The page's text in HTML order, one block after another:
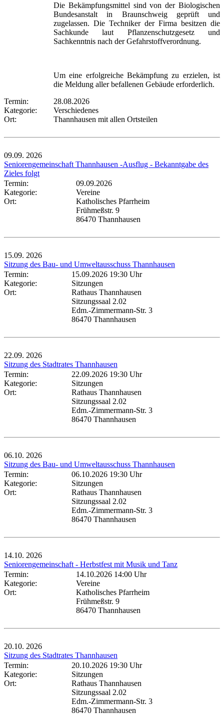
Die Bekämpfungsmittel sind von der Biologischen
Bundesanstalt in Braunschweig geprüft und
zugelassen. Die Techniker der Firma besitzen die
Sachkunde laut Pflanzenschutzgesetz und
Sachkenntnis nach der Gefahrstoffverordnung.
Um eine erfolgreiche Bekämpfung zu erzielen, ist
die Meldung aller befallenen Gebäude erforderlich.
Termin:
28.08.2026
Kategorie:
Verschiedenes
Ort:
Thannhausen mit allen Ortsteilen
09.09. 2026
Seniorengemeinschaft Thannhausen -Ausflug - Bekanntgabe des
Zieles folgt
Termin:
09.09.2026
Kategorie:
Vereine
Ort:
Katholisches Pfarrheim
Frühmeßstr. 9
86470 Thannhausen
15.09. 2026
Sitzung des Bau- und Umweltausschuss Thannhausen
Termin:
15.09.2026 19:30 Uhr
Kategorie:
Sitzungen
Ort:
Rathaus Thannhausen
Sitzungssaal 2.02
Edm.-Zimmermann-Str. 3
86470 Thannhausen
22.09. 2026
Sitzung des Stadtrates Thannhausen
Termin:
22.09.2026 19:30 Uhr
Kategorie:
Sitzungen
Ort:
Rathaus Thannhausen
Sitzungssaal 2.02
Edm.-Zimmermann-Str. 3
86470 Thannhausen
06.10. 2026
Sitzung des Bau- und Umweltausschuss Thannhausen
Termin:
06.10.2026 19:30 Uhr
Kategorie:
Sitzungen
Ort:
Rathaus Thannhausen
Sitzungssaal 2.02
Edm.-Zimmermann-Str. 3
86470 Thannhausen
14.10. 2026
Seniorengemeinschaft - Herbstfest mit Musik und Tanz
Termin:
14.10.2026 14:00 Uhr
Kategorie:
Vereine
Ort:
Katholisches Pfarrheim
Frühmeßstr. 9
86470 Thannhausen
20.10. 2026
Sitzung des Stadtrates Thannhausen
Termin:
20.10.2026 19:30 Uhr
Kategorie:
Sitzungen
Ort:
Rathaus Thannhausen
Sitzungssaal 2.02
Edm.-Zimmermann-Str. 3
86470 Thannhausen